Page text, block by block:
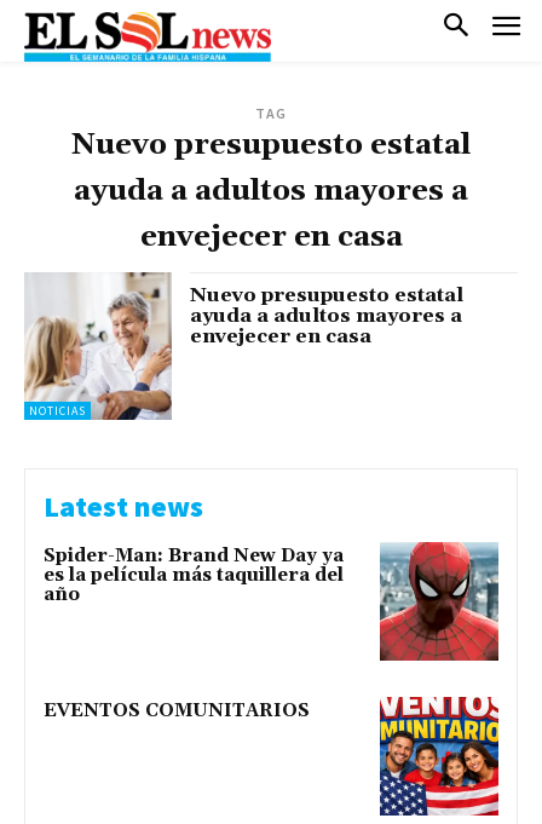
TAG
Nuevo presupuesto estatal
ayuda a adultos mayores a
envejecer en casa
NOTICIAS
Nuevo presupuesto estatal
ayuda a adultos mayores a
envejecer en casa
Latest news
Spider-Man: Brand New Day ya
es la película más taquillera del
año
EVENTOS COMUNITARIOS